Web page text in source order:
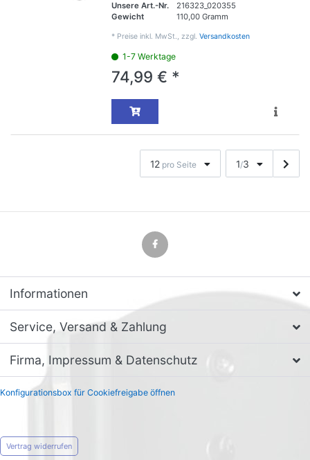
Unsere Art.-Nr.
216323_020355
Gewicht
110,00 Gramm
* Preise inkl. MwSt., zzgl. Versandkosten
1-7 Werktage
74,99 € *
12 pro Seite 1/3
Informationen
Service, Versand & Zahlung
Firma, Impressum & Datenschutz
Konfigurationsbox für Cookiefreigabe öffnen
Vertrag widerrufen